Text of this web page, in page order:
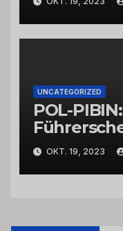
UNCATEGORIZED
POL-
Einfluss
OKT. 19, 2023